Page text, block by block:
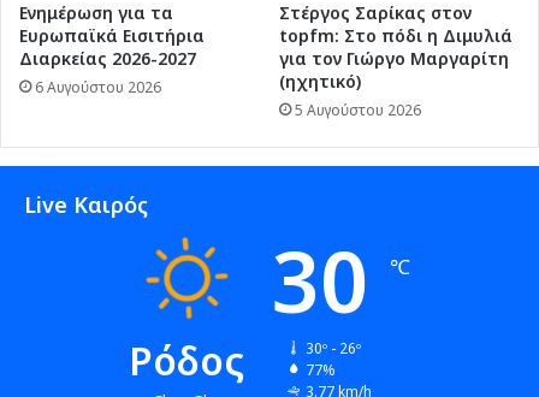
Ενημέρωση για τα
Ευρωπαϊκά Εισιτήρια
Διαρκείας 2026-2027
6 Αυγούστου 2026
Στέργος Σαρίκας στον
topfm: Στο πόδι η Διμυλιά
για τον Γιώργο Μαργαρίτη
(ηχητικό)
5 Αυγούστου 2026
Live Καιρός
Ρόδος
30 ℃
30º - 26º
77%
3.77 km/h